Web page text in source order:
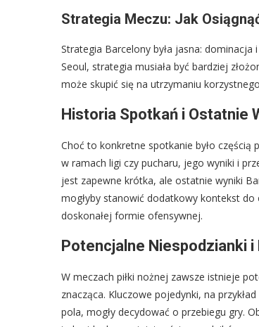
Strategia Meczu: Jak
Strategia Barcelony była jasna:
Seoul, strategia musiała być bardziej
może skupić się na utrzymaniu
Historia Spotkań i Ostatnie
Choć to konkretne spotkanie było
w ramach ligi czy pucharu, jego wyniki i
jest zapewne krótka, ale ostatnie wyniki
mogłyby stanowić dodatkowy kontekst do
doskonałej formie ofensywnej.
Potencjalne Niespodzianki
W meczach piłki nożnej zawsze istnieje
znacząca. Kluczowe pojedynki, na
pola, mogły decydować o przebiegu gry.